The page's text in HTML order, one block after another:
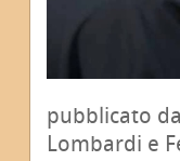
pubblicato
Lombardi e